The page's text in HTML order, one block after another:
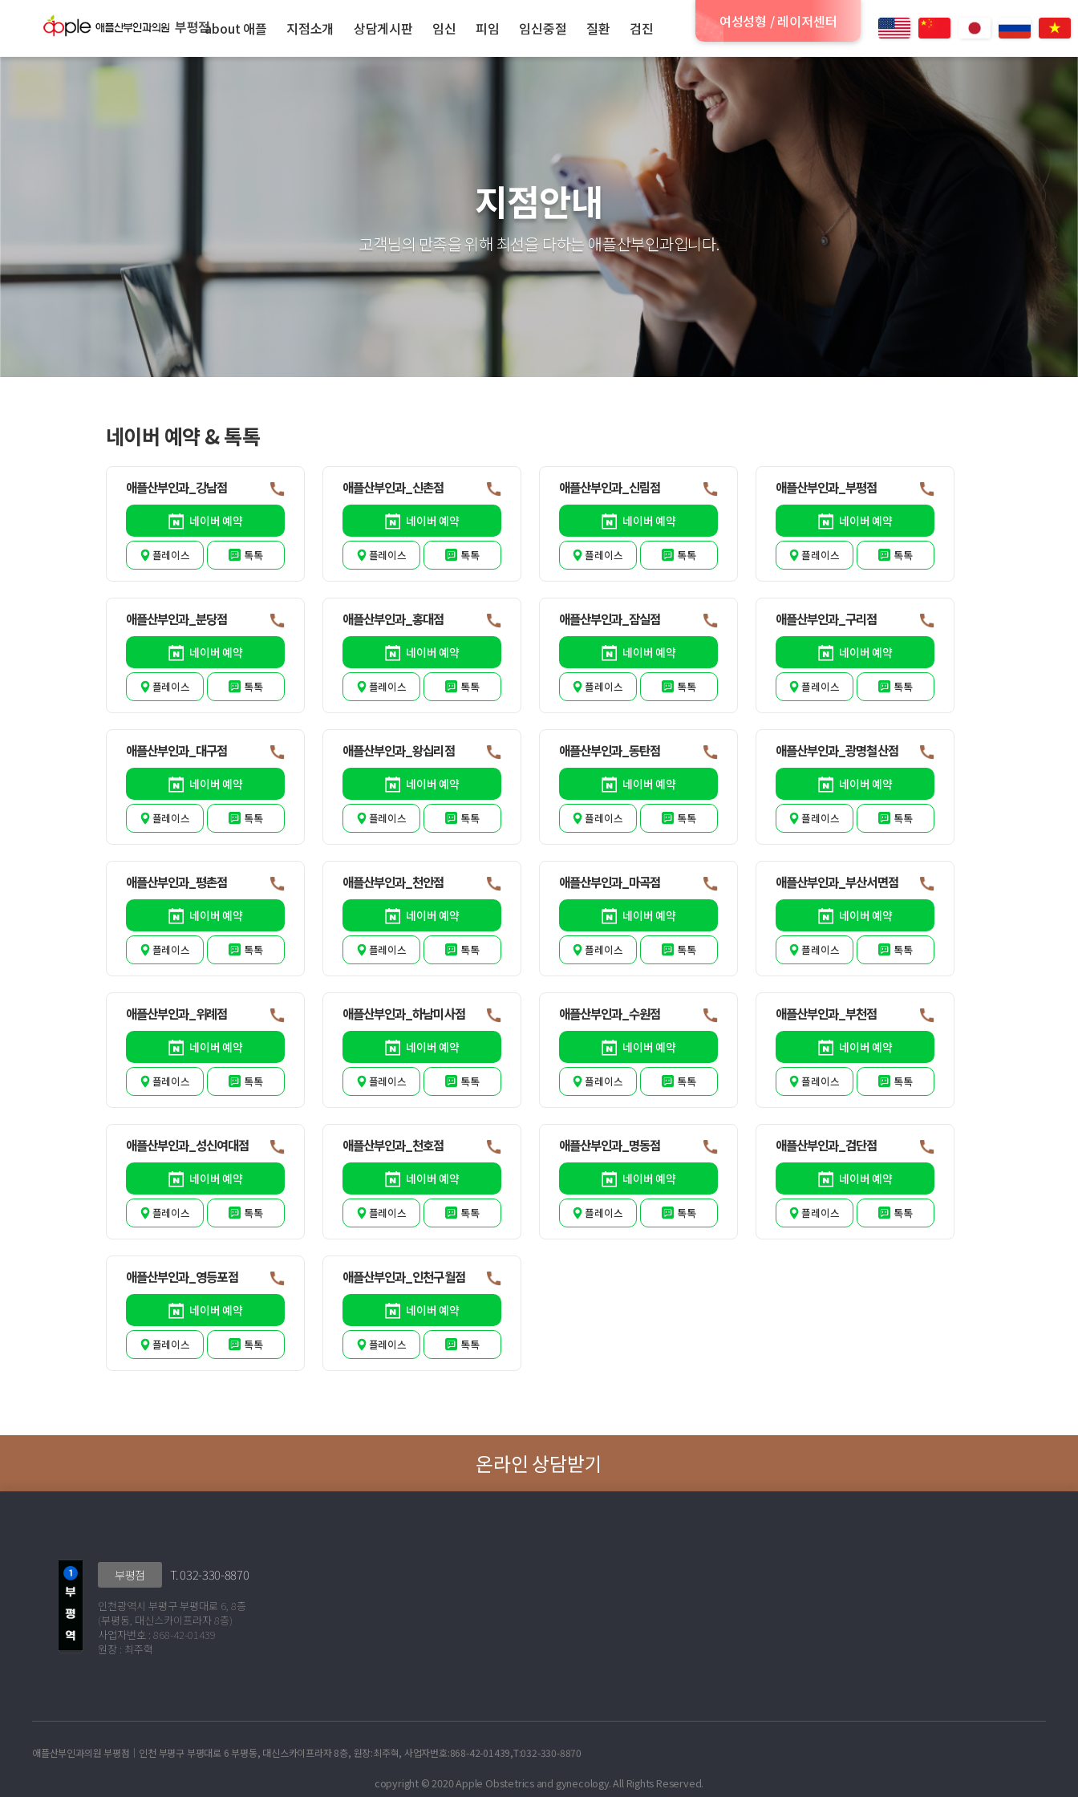
부평점about 애플 지점소개 상담게시판 임신 피임 임신중절 질환 검진 여성성형 / 레이저센터
지점안내
고객님의 만족을 위해 최선을 다하는 애플산부인과입니다.
네이버 예약 & 톡톡
애플산부인과_강남점
네이버 예약
플레이스 톡톡
애플산부인과_신촌점
네이버 예약
플레이스 톡톡
애플산부인과_신림점
네이버 예약
플레이스 톡톡
애플산부인과_부평점
네이버 예약
플레이스 톡톡
애플산부인과_분당점
네이버 예약
플레이스 톡톡
애플산부인과_홍대점
네이버 예약
플레이스 톡톡
애플산부인과_잠실점
네이버 예약
플레이스 톡톡
애플산부인과_구리점
네이버 예약
플레이스 톡톡
애플산부인과_대구점
네이버 예약
플레이스 톡톡
애플산부인과_왕십리점
네이버 예약
플레이스 톡톡
애플산부인과_동탄점
네이버 예약
플레이스 톡톡
애플산부인과_광명철산점
네이버 예약
플레이스 톡톡
애플산부인과_평촌점
네이버 예약
플레이스 톡톡
애플산부인과_천안점
네이버 예약
플레이스 톡톡
애플산부인과_마곡점
네이버 예약
플레이스 톡톡
애플산부인과_부산서면점
네이버 예약
플레이스 톡톡
애플산부인과_위례점
네이버 예약
플레이스 톡톡
애플산부인과_하남미사점
네이버 예약
플레이스 톡톡
애플산부인과_수원점
네이버 예약
플레이스 톡톡
애플산부인과_부천점
네이버 예약
플레이스 톡톡
애플산부인과_성신여대점
네이버 예약
플레이스 톡톡
애플산부인과_천호점
네이버 예약
플레이스 톡톡
애플산부인과_명동점
네이버 예약
플레이스 톡톡
애플산부인과_검단점
네이버 예약
플레이스 톡톡
애플산부인과_영등포점
네이버 예약
플레이스 톡톡
애플산부인과_인천구월점
네이버 예약
플레이스 톡톡
온라인 상담받기
부평점 T. 032-330-8870
인천광역시 부평구 부평대로 6, 8층
(부평동, 대신스카이프라자 8층)
사업자번호 : 868-42-01439
원장 : 최주혁
애플산부인과의원 부평점│인천 부평구 부평대로 6 부평동, 대신스카이프라자 8층, 원장:최주혁, 사업자번호:868-42-01439,T:032-330-8870
copyright © 2020 Apple Obstetrics and gynecology. All Rights Reserved.